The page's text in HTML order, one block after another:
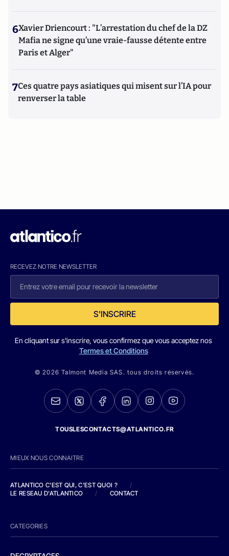
6Xavier Driencourt : "L’arrestation du chef de la DZ
Mafia ne signe qu’une vraie-fausse détente entre
Paris et Alger"
7Ces quatre pays asiatiques qui misent sur l’IA pour
renverser la table
RECEVEZ NOTRE NEWSLETTER
S'INSCRIRE
En cliquant sur s'inscrire, vous confirmez que vous acceptez nos
Termes et Conditions
© 2026 Talmont Media SAS. tous droits réservés.
TOUSLESCONTACTS@ATLANTICO.FR
MIEUX NOUS CONNAITRE
ATLANTICO C'EST QUI, C'EST QUOI ?
/
LE RESEAU D'ATLANTICO
/ CONTACT
CATEGORIES